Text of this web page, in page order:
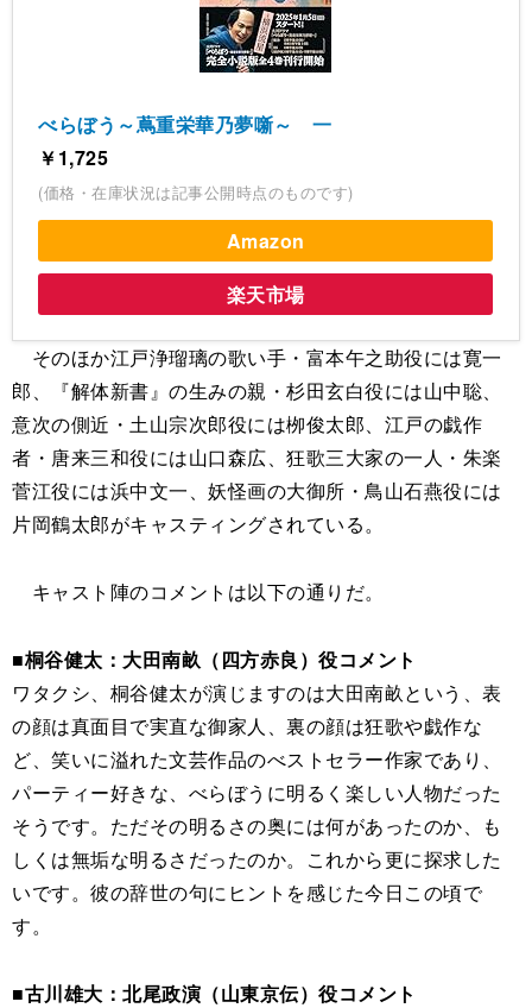
べらぼう～蔦重栄華乃夢噺～ 一
￥1,725
(価格・在庫状況は記事公開時点のものです)
Amazon
楽天市場
そのほか江戸浄瑠璃の歌い手・富本午之助役には寛一
郎、『解体新書』の生みの親・杉田玄白役には山中聡、
意次の側近・土山宗次郎役には栁俊太郎、江戸の戯作
者・唐来三和役には山口森広、狂歌三大家の一人・朱楽
菅江役には浜中文一、妖怪画の大御所・鳥山石燕役には
片岡鶴太郎がキャスティングされている。
キャスト陣のコメントは以下の通りだ。
■桐谷健太：大田南畝（四方赤良）役コメント
ワタクシ、桐谷健太が演じますのは大田南畝という、表
の顔は真面目で実直な御家人、裏の顔は狂歌や戯作な
ど、笑いに溢れた文芸作品のべストセラー作家であり、
パーティー好きな、べらぼうに明るく楽しい人物だった
そうです。ただその明るさの奥には何があったのか、も
しくは無垢な明るさだったのか。これから更に探求した
いです。彼の辞世の句にヒントを感じた今日この頃で
す。
■古川雄大：北尾政演（山東京伝）役コメント